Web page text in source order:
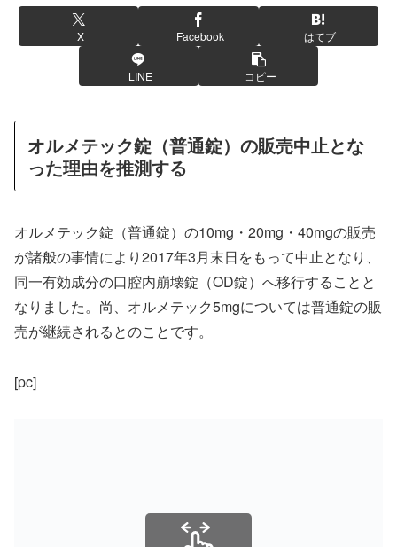
X Facebook はてブ
LINE コピー
オルメテック錠（普通錠）の販売中止とな
った理由を推測する
オルメテック錠（普通錠）の10mg・20mg・40mgの販売
が諸般の事情により2017年3月末日をもって中止となり、
同一有効成分の口腔内崩壊錠（OD錠）へ移行することと
なりました。尚、オルメテック5mgについては普通錠の販
売が継続されるとのことです。
[pc]